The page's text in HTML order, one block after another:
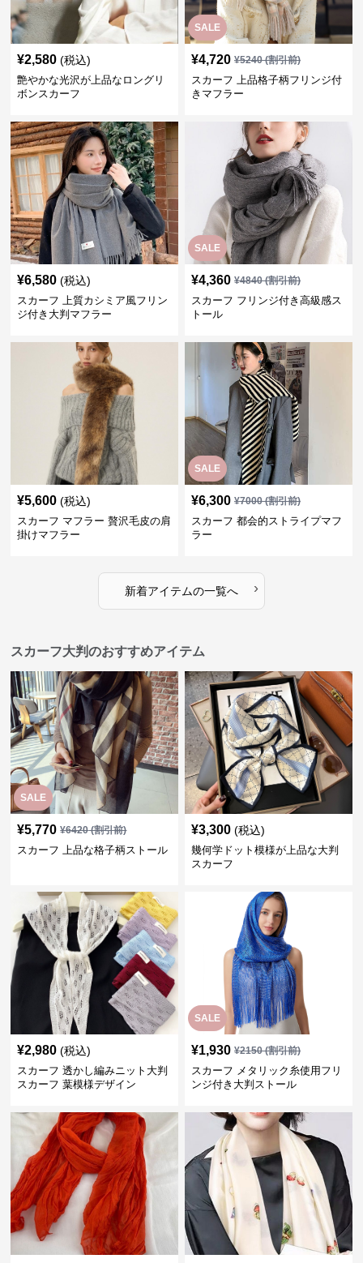
¥2,580 (税込)
艶やかな光沢が上品なロングリ
ボンスカーフ
SALE
¥4,720 ¥5240(割引前)
スカーフ 上品格子柄フリンジ付
きマフラー
¥6,580 (税込)
スカーフ 上質カシミア風フリン
ジ付き大判マフラー
SALE
¥4,360 ¥4840(割引前)
スカーフ フリンジ付き高級感ス
トール
¥5,600 (税込)
スカーフ マフラー 贅沢毛皮の肩
掛けマフラー
SALE
¥6,300 ¥7000(割引前)
スカーフ 都会的ストライプマフ
ラー
新着アイテムの一覧へ ›
スカーフ大判のおすすめアイテム
SALE
¥5,770 ¥6420(割引前)
スカーフ 上品な格子柄ストール
¥3,300 (税込)
幾何学ドット模様が上品な大判
スカーフ
¥2,980 (税込)
スカーフ 透かし編みニット大判
スカーフ 葉模様デザイン
SALE
¥1,930 ¥2150(割引前)
スカーフ メタリック糸使用フリ
ンジ付き大判ストール